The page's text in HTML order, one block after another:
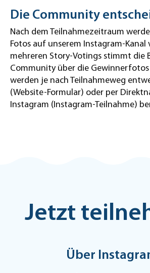
Die Community
Nach dem Teilnahmezeitraum
Fotos auf unserem Instagram-Kanal
mehreren Story-Votings stimmt die
Community über die Gewinnerfotos
werden je nach Teilnahmeweg
(Website-Formular) oder per
Instagram (Instagram-Teilnahme)
Jetzt
Über